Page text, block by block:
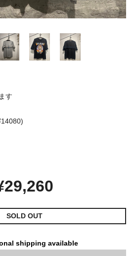
す
SOLD OUT
shipping available